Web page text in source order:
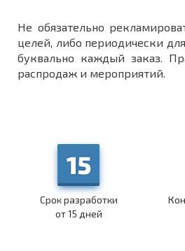
Не обязательно
целей, либо периодически
буквально каждый заказ.
распродаж и мероприятий.
Срок разработки
от 15 дней